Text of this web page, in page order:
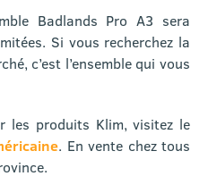
Badlands Pro A3 sera
Si vous recherchez la
c’est l’ensemble qui vous
les produits Klim, visitez le
. En vente chez tous